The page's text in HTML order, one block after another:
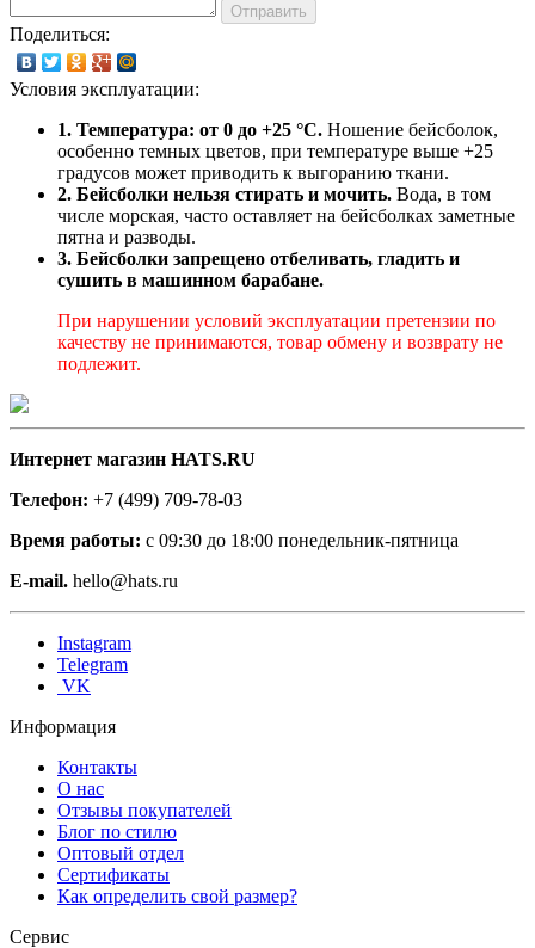
Отправить
Поделиться:
Условия эксплуатации:
1. Температура: от 0 до +25 °C. Ношение бейсболок,
особенно темных цветов, при температуре выше +25
градусов может приводить к выгоранию ткани.
2. Бейсболки нельзя стирать и мочить. Вода, в том
числе морская, часто оставляет на бейсболках заметные
пятна и разводы.
3. Бейсболки запрещено отбеливать, гладить и
сушить в машинном барабане.
При нарушении условий эксплуатации претензии по
качеству не принимаются, товар обмену и возврату не
подлежит.
Интернет магазин HATS.RU
Телефон: +7 (499) 709-78-03
Время работы: с 09:30 до 18:00 понедельник-пятница
E-mail. hello@hats.ru
Instagram
Telegram
VK
Информация
Контакты
О нас
Отзывы покупателей
Блог по стилю
Оптовый отдел
Сертификаты
Как определить свой размер?
Сервис